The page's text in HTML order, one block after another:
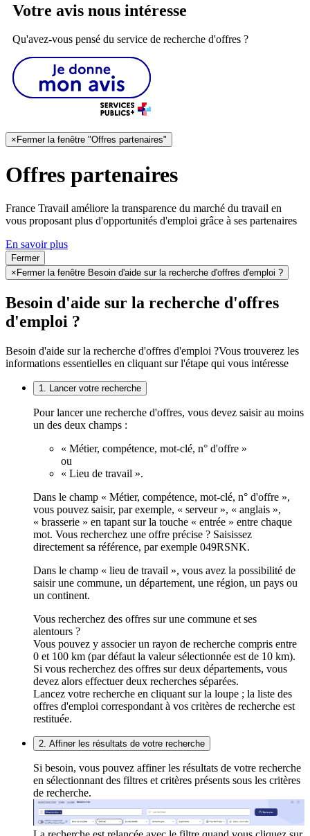
Votre avis nous intéresse
Qu'avez-vous pensé du service de recherche d'offres ?
× Fermer la fenêtre "Offres partenaires"
Offres partenaires
France Travail améliore la transparence du marché du travail en
vous proposant plus d'opportunités d'emploi grâce à ses partenaires
En savoir plus
Fermer
× Fermer la fenêtre Besoin d'aide sur la recherche d'offres d'emploi ?
Besoin d'aide sur la recherche d'offres
d'emploi ?
Besoin d'aide sur la recherche d'offres d'emploi ?Vous trouverez les
informations essentielles en cliquant sur l'étape qui vous intéresse
1. Lancer votre recherche
Pour lancer une recherche d'offres, vous devez saisir au moins
un des deux champs :
« Métier, compétence, mot-clé, n° d'offre »
ou
« Lieu de travail ».
Dans le champ « Métier, compétence, mot-clé, n° d'offre »,
vous pouvez saisir, par exemple, « serveur », « anglais »,
« brasserie » en tapant sur la touche « entrée » entre chaque
mot. Vous recherchez une offre précise ? Saisissez
directement sa référence, par exemple 049RSNK.
Dans le champ « lieu de travail », vous avez la possibilité de
saisir une commune, un département, une région, un pays ou
un continent.
Vous recherchez des offres sur une commune et ses
alentours ?
Vous pouvez y associer un rayon de recherche compris entre
0 et 100 km (par défaut la valeur sélectionnée est de 10 km).
Si vous recherchez des offres sur deux départements, vous
devez alors effectuer deux recherches séparées.
Lancez votre recherche en cliquant sur la loupe ; la liste des
offres d'emploi correspondant à vos critères de recherche est
restituée.
2. Affiner les résultats de votre recherche
Si besoin, vous pouvez affiner les résultats de votre recherche
en sélectionnant des filtres et critères présents sous les critères
de recherche.